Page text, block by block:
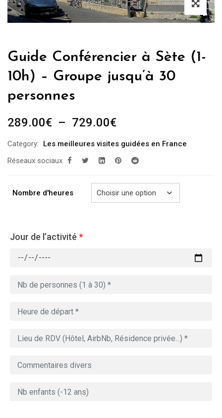
Guide Conférencier à Sète (1-
10h) – Groupe jusqu’à 30
personnes
289.00€ – 729.00€Plage
prix :
289.00€
729.00€
Category:
Les meilleures visites guidées en France
Réseaux sociaux
Nombre d'heures
Jour de l’activité *